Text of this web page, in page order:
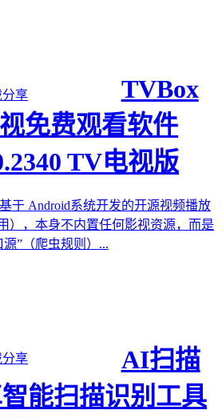
享
TVBox
免费观看软件
TV电视版
于 Android系统开发的开源视频播放
），本身不内置任何影视资源，而是
”（爬虫规则）...
享
AI扫描
能扫描识别工具